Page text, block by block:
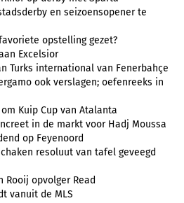
en seizoensopener te
opstelling gezet?
Excelsior
Turks international van Fenerbahçe
ook verslagen; oefenreeks in
Kuip Cup van Atalanta
in de markt voor Hadj Moussa
op Feyenoord
resoluut van tafel geveegd
Rooij opvolger Read
vanuit de MLS